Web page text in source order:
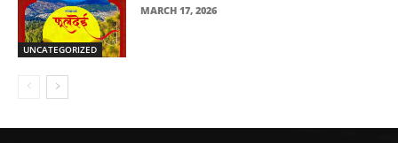
UNCATEGORIZED
MARCH 17, 2026